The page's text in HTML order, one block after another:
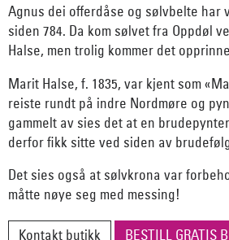
Agnus dei offerdåse og sølvbelte har
siden 784. Da kom sølvet fra Oppdøl
Halse, men trolig kommer det
Marit Halse, f. 1835, var kjent som
reiste rundt på indre Nordmøre og
gammelt av sies det at en
derfor fikk sitte ved siden av
Det sies også at sølvkrona var
måtte nøye seg med messing!
Kontakt butikk BESTILL GRATIS